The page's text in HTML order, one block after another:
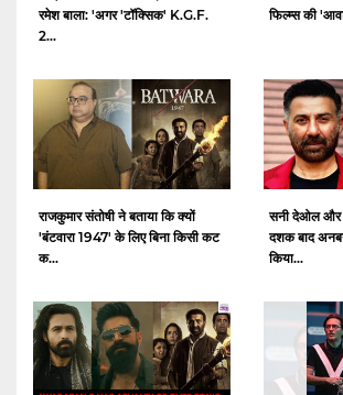
रमेश बाला: 'अगर 'टॉक्सिक' K.G.F.
2...
फिल्म्स की
राजकुमार संतोषी ने बताया कि क्यों
'बंटवारा 1947' के लिए बिना किसी कट
क...
सनी देओल और
दशक बाद
किया...